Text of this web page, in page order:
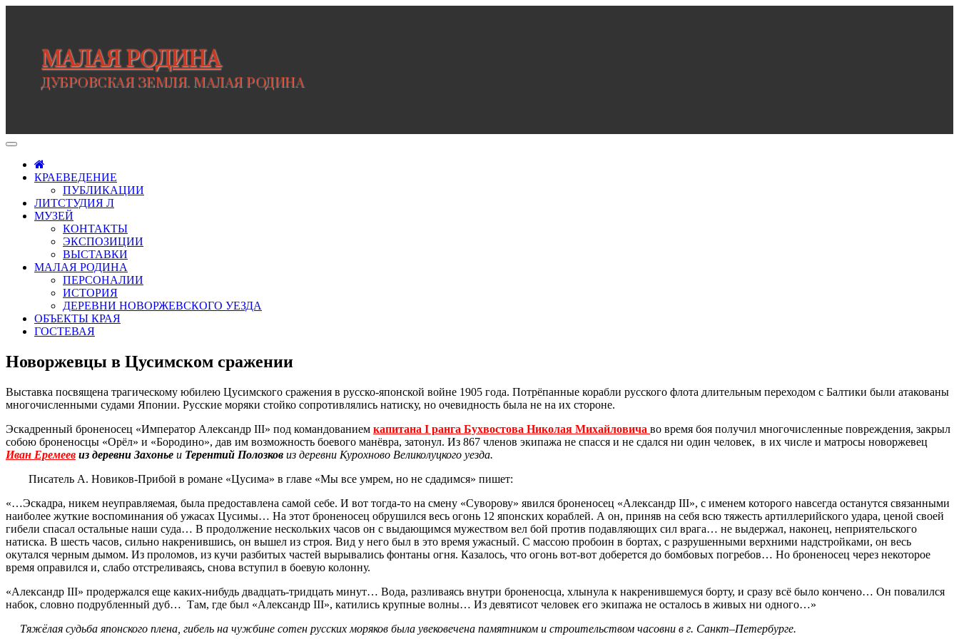
МАЛАЯ РОДИНА
ДУБРОВСКАЯ ЗЕМЛЯ. МАЛАЯ РОДИНА
КРАЕВЕДЕНИЕ
ПУБЛИКАЦИИ
ЛИТСТУДИЯ Л
МУЗЕЙ
КОНТАКТЫ
ЭКСПОЗИЦИИ
ВЫСТАВКИ
МАЛАЯ РОДИНА
ПЕРСОНАЛИИ
ИСТОРИЯ
ДЕРЕВНИ НОВОРЖЕВСКОГО УЕЗДА
ОБЪЕКТЫ КРАЯ
ГОСТЕВАЯ
Новоржевцы в Цусимском сражении
Выставка посвящена трагическому юбилею Цусимского сражения в русско-японской войне 1905 года. Потрёпанные корабли русского флота длительным переходом с Балтики были атакованы
многочисленными судами Японии. Русские моряки стойко сопротивлялись натиску, но очевидность была не на их стороне.
Эскадренный броненосец «Император Александр III» под командованием капитана I ранга Бухвостова Николая Михайловича во время боя получил многочисленные повреждения, закрыл
собою броненосцы «Орёл» и «Бородино», дав им возможность боевого манёвра, затонул. Из 867 членов экипажа не спасся и не сдался ни один человек, в их числе и матросы новоржевец
Иван Еремеев из деревни Захонье и Терентий Полозков из деревни Курохново Великолуцкого уезда.
Писатель А. Новиков-Прибой в романе «Цусима» в главе «Мы все умрем, но не сдадимся» пишет:
«…Эскадра, никем неуправ­ляемая, была предоставлена самой себе. И вот тогда-то на смену «Суворову» явился броненосец «Александр III», с именем которого навсегда останутся связанными
наиболее жуткие воспоминания об ужасах Цусимы… На этот броненосец обрушился весь огонь 12 японских кораблей. А он, приняв на себя всю тяжесть артиллерийского удара, ценой своей
гибели спасал остальные наши суда… В продолжение нескольких часов он с вы­дающимся мужеством вел бой против подавля­ющих сил врага… не выдержал, наконец, непри­ятельского
натиска. В шесть часов, сильно накренившись, он вышел из строя. Вид у него был в это время ужасный. С массою пробоин в бор­тах, с разрушенными верхними надстройками, он весь
окутался черным дымом. Из проломов, из кучи разбитых частей вырывались фонтаны огня. Казалось, что огонь вот-вот доберется до бомбовых погребов… Но броненосец через некоторое
время оправился и, слабо отстреливаясь, снова вступил в боевую колонну.
«Александр III» продержался еще каких-нибудь двадцать-тридцать минут… Вода, разливаясь внутри броненосца, хлынула к накренившемуся борту, и сразу всё было кончено… Он повалился
набок, словно подрубленный дуб… Там, где был «Александр III», катились крупные волны… Из девятисот человек его экипажа не осталось в живых ни одного…»
Тяжёлая судьба японского плена, гибель на чужбине сотен русских моряков была увековечена памятником и строительством часовни в г. Санкт–Петербурге.